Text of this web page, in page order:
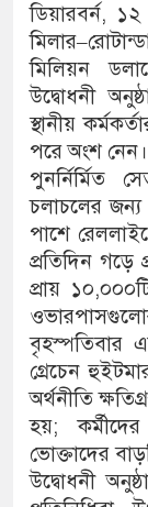
ডিয়ারবর্ন,
মিলিয়ন
উদ্বোধনী
স্থানীয়
পরে অংশ নেন।
চলাচলের
পাশে
প্রতিদিন গড়ে
প্রায়
বৃহস্পতিবার
গ্রেচেন
অর্থনীতি
হয়;
ভোক্তাদের
উদ্বোধনী